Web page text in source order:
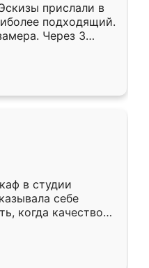
прислали в
подходящий.
Через 3
Остались
Ренессанс
работу!
в студии
себе
когда качеством
кухня уже почти